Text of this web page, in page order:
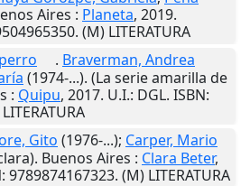
Aires : Planeta, 2019.
(M) LITERATURA
. Braverman, Andrea
(1974-...). (La serie amarilla de
: Quipu, 2017. U.I.: DGL. ISBN:
Gito (1976-...); Carper, Mario
Buenos Aires : Clara Beter,
9789874167323. (M) LITERATURA